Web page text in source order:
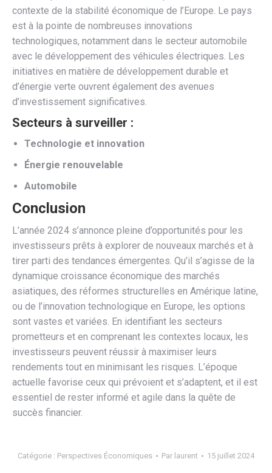
contexte de la stabilité économique de l’Europe. Le pays
est à la pointe de nombreuses innovations
technologiques, notamment dans le secteur automobile
avec le développement des véhicules électriques. Les
initiatives en matière de développement durable et
d’énergie verte ouvrent également des avenues
d’investissement significatives.
Secteurs à surveiller :
Technologie et innovation
Énergie renouvelable
Automobile
Conclusion
L’année 2024 s’annonce pleine d’opportunités pour les
investisseurs prêts à explorer de nouveaux marchés et à
tirer parti des tendances émergentes. Qu’il s’agisse de la
dynamique croissance économique des marchés
asiatiques, des réformes structurelles en Amérique latine,
ou de l’innovation technologique en Europe, les options
sont vastes et variées. En identifiant les secteurs
prometteurs et en comprenant les contextes locaux, les
investisseurs peuvent réussir à maximiser leurs
rendements tout en minimisant les risques. L’époque
actuelle favorise ceux qui prévoient et s’adaptent, et il est
essentiel de rester informé et agile dans la quête de
succès financier.
Catégorie : Perspectives Économiques Par laurent 15 juillet 2024